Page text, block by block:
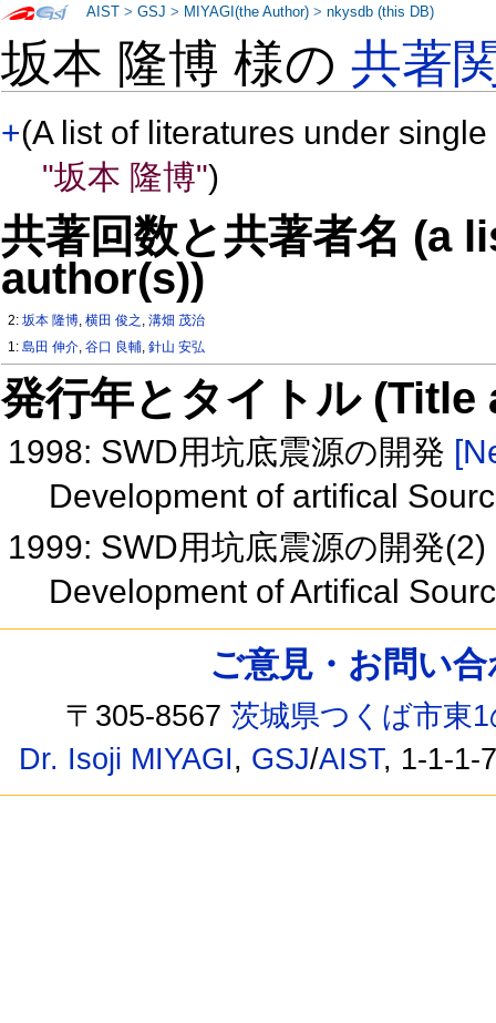
坂本 隆博 様の共著
+(A list of literatures under
"坂本 隆博")
共著回数と共著者名 (a
author(s))
2:坂本 隆博,横田 俊之 ,溝畑 茂治
1:島田 伸介,谷口 良輔,針山 安弘
発行年とタイトル
1998: SWD用坑底震源の開発
Development of artifical
1999: SWD用坑底震源の開発(2)
Development of Artifical
AIST >GSJ > MIYAGI(the Author) >nkysdb (this DB)
ご意見・お問い
〒305-8567茨城県つくば市東
Dr. Isoji MIYAGI, GSJ/AIST, 1-1-1-